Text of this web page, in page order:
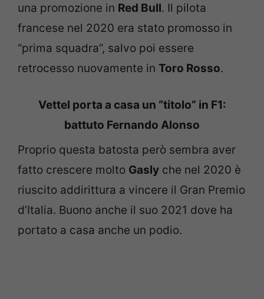
una promozione in Red Bull. Il pilota
francese nel 2020 era stato promosso in
“prima squadra”, salvo poi essere
retrocesso nuovamente in Toro Rosso.
Vettel porta a casa un “titolo” in F1:
battuto Fernando Alonso
Proprio questa batosta però sembra aver
fatto crescere molto Gasly che nel 2020 è
riuscito addirittura a vincere il Gran Premio
d’Italia. Buono anche il suo 2021 dove ha
portato a casa anche un podio.